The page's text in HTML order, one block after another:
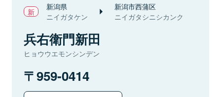
新潟県
ニイガタケン
新潟市西蒲区
ニイガタシニシカンク
兵右衛門新田
ヒョウウエモンシンデン
959-0414